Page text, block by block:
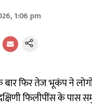
1:06 pm
फिर तेज भूकंप ने लोगों
फिलीपींस के पास